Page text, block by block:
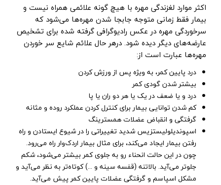
اکثر موارد لغزندگی مهره‌ با هیچ گونه علائمی همراه نیست و
بیمار فقط زمانی متوجه جابجا شدن مهره‌ها می‌شود که
سرخوردگی مهره در عکس رادیوگرافی گرفته شده برای تشخیص
عارضه‌های دیگر دیده شود. درهر حال علائم شایع سر خوردن
مهره‌ها عبارت است از:
درد پایین کمر، به ویژه پس از ورزش کردن
بیشتر شدن گودی کمر
درد و یا ضعف در یک یا هر دو ران یا پا
کم شدن توانایی بیمار برای کنترل کردن عملکرد روده و مثانه
گرفتگی و انقباض عضلات همسترینگ
اسپوندیلولیستزیس شدید تغییراتی را در شیوع ایستادن و راه
رفتن بیمار ایجاد می‌کند، برای مثال بیمار اردک‌وار راه می‌رود.
چون در این حالت انحناء رو به جلوی کمر بیشتر می‌شود، شکم
جلوتر می‌آید. بالاتنه (قفسه سینه و ...) کوتاه‌تر به نظر می‌آید و
مشکل اسپاسم و گرفتگی عضلات پایین کمر پیش می‌آید.